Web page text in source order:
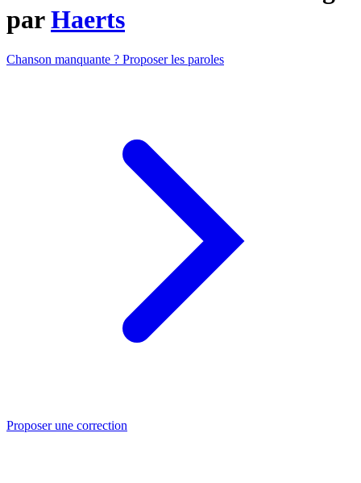
parHaerts
Chanson manquante ? Proposer les paroles
Proposer une correction